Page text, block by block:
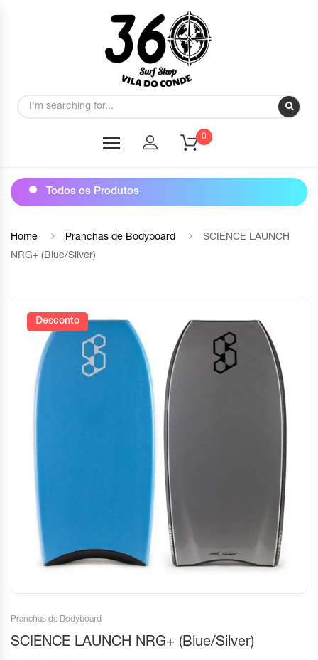
0
Todos os Produtos
Home Pranchas de Bodyboard
SCIENCE LAUNCH
NRG+ (Blue/Silver)
Desconto
Pranchas de Bodyboard
SCIENCE LAUNCH NRG+ (Blue/Silver)